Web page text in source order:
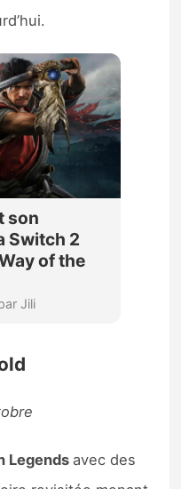
Legends avec des